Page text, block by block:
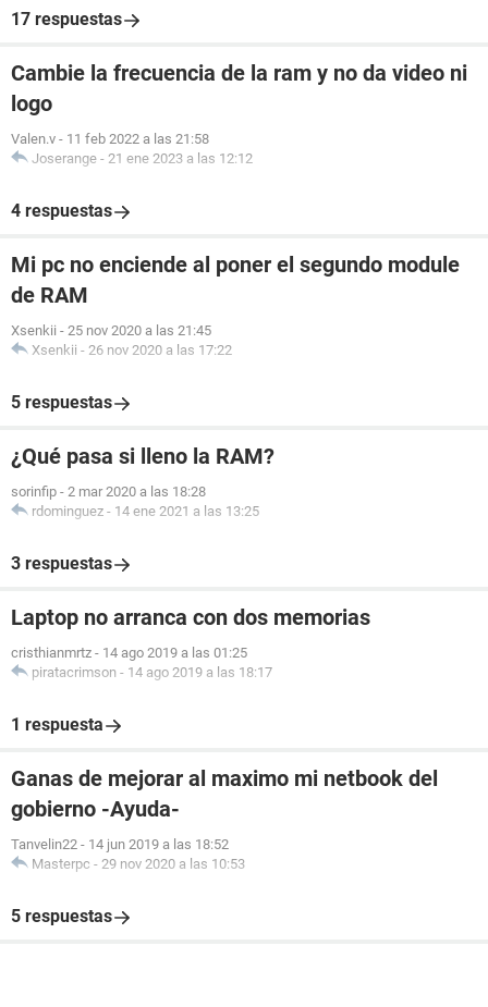
17 respuestas
Cambie la frecuencia de la ram y no da video ni
logo
Valen.v - 11 feb 2022 a las 21:58
Joserange - 21 ene 2023 a las 12:12
4 respuestas
Mi pc no enciende al poner el segundo module
de RAM
Xsenkii - 25 nov 2020 a las 21:45
Xsenkii - 26 nov 2020 a las 17:22
5 respuestas
¿Qué pasa si lleno la RAM?
sorinfip - 2 mar 2020 a las 18:28
rdominguez - 14 ene 2021 a las 13:25
3 respuestas
Laptop no arranca con dos memorias
cristhianmrtz - 14 ago 2019 a las 01:25
piratacrimson - 14 ago 2019 a las 18:17
1 respuesta
Ganas de mejorar al maximo mi netbook del
gobierno -Ayuda-
Tanvelin22 - 14 jun 2019 a las 18:52
Masterpc - 29 nov 2020 a las 10:53
5 respuestas